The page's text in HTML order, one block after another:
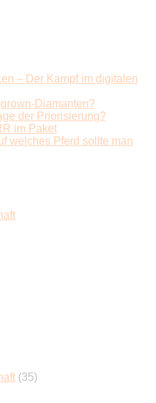
– Der Kampf im digitalen
Diamanten?
der Priorisierung?
im Paket
welches Pferd sollte man
(35)